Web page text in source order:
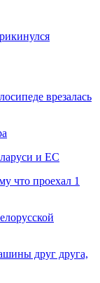
врезалась
и ЕС
что проехал 1
друг друга,